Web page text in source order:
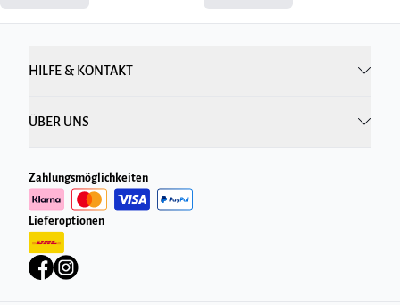
HILFE & KONTAKT
ÜBER UNS
Zahlungsmöglichkeiten
Lieferoptionen